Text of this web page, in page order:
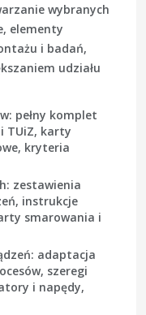
wybranych
elementy
i badań,
udziału
pełny komplet
TUiZ, karty
kryteria
zestawienia
instrukcje
smarowania i
adaptacja
szeregi
i napędy,